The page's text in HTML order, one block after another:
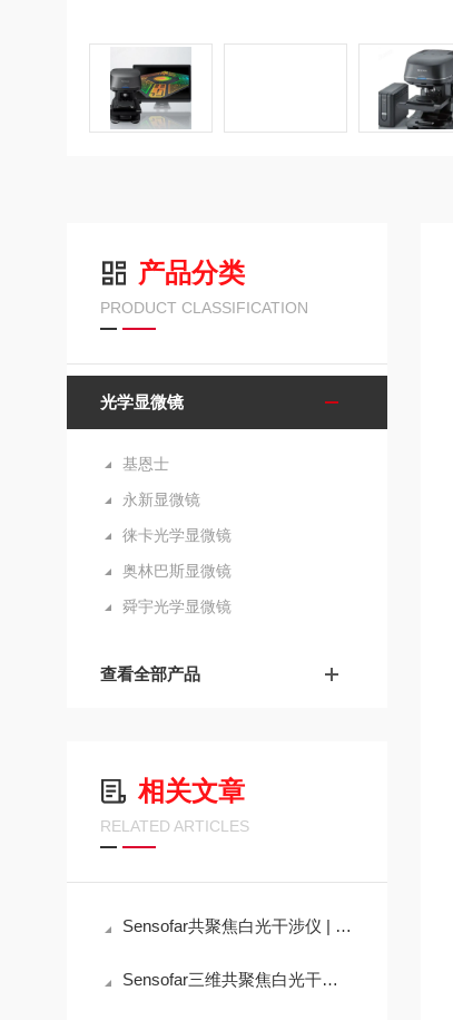
产品分类
PRODUCT CLASSIFICATION
光学显微镜
基恩士
永新显微镜
徕卡光学显微镜
奥林巴斯显微镜
舜宇光学显微镜
查看全部产品
相关文章
RELATED ARTICLES
Sensofar共聚焦白光干涉仪 | 用于生物应用的纳米压力传感器初始偏转的测量
Sensofar三维共聚焦白光干涉仪的优点介绍